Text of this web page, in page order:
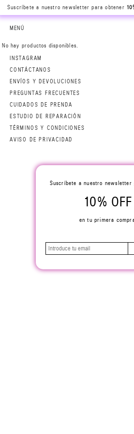
Suscríbete a nuestro newsletter para obtener
MENÚ
No hay productos disponibles.
INSTAGRAM
CONTÁCTANOS
ENVÍOS Y DEVOLUCIONES
PREGUNTAS FRECUENTES
CUIDADOS DE PRENDA
ESTUDIO DE REPARACIÓN
TÉRMINOS Y CONDICIONES
AVISO DE PRIVACIDAD
Suscríbete a nuestro newsletter
10% OFF
en tu primera